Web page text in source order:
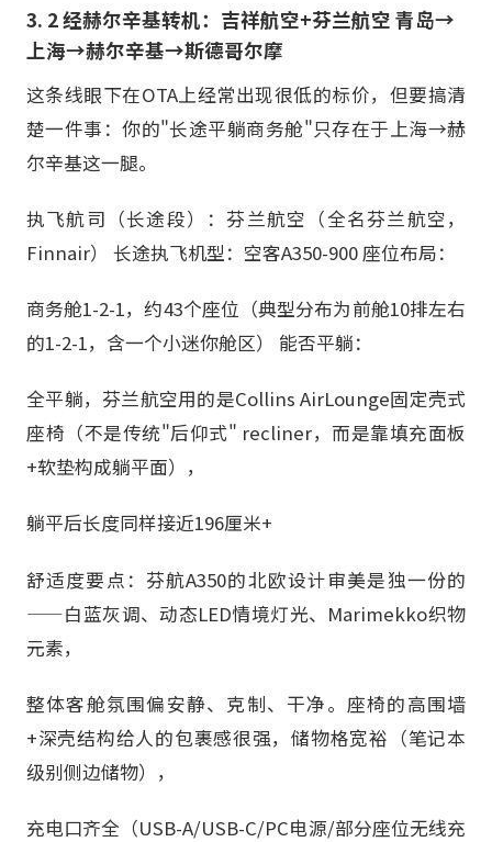
3. 2 经赫尔辛基转机：吉祥航空+芬兰航空 青岛→
上海→赫尔辛基→斯德哥尔摩
这条线眼下在OTA上经常出现很低的标价，但要搞清
楚一件事：你的"长途平躺商务舱"只存在于上海→赫
尔辛基这一腿。
执飞航司（长途段）：芬兰航空（全名芬兰航空，
Finnair） 长途执飞机型：空客A350-900 座位布局：
商务舱1-2-1，约43个座位（典型分布为前舱10排左右
的1-2-1，含一个小迷你舱区） 能否平躺：
全平躺，芬兰航空用的是Collins AirLounge固定壳式
座椅（不是传统"后仰式" recliner，而是靠填充面板
+软垫构成躺平面），
躺平后长度同样接近196厘米+
舒适度要点：芬航A350的北欧设计审美是独一份的
——白蓝灰调、动态LED情境灯光、Marimekko织物
元素，
整体客舱氛围偏安静、克制、干净。座椅的高围墙
+深壳结构给人的包裹感很强，储物格宽裕（笔记本
级别侧边储物），
充电口齐全（USB-A/USB-C/PC电源/部分座位无线充